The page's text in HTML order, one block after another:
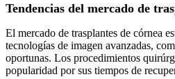
Tendencias del mercado de
El mercado de trasplantes de córnea
tecnologías de imagen avanzadas,
oportunas. Los procedimientos
popularidad por sus tiempos de